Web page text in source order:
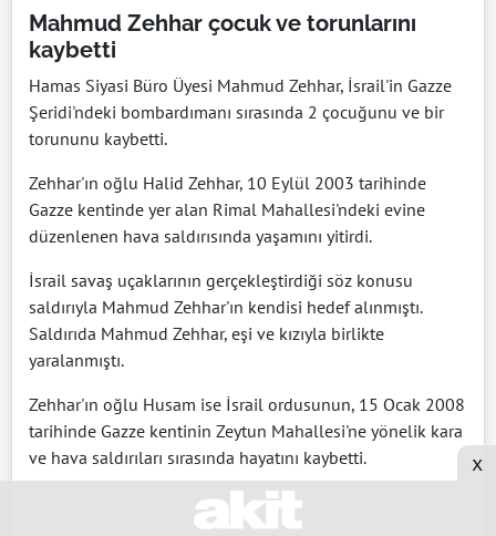
Mahmud Zehhar çocuk ve torunlarını
kaybetti
Hamas Siyasi Büro Üyesi Mahmud Zehhar, İsrail'in Gazze
Şeridi'ndeki bombardımanı sırasında 2 çocuğunu ve bir
torununu kaybetti.
Zehhar'ın oğlu Halid Zehhar, 10 Eylül 2003 tarihinde
Gazze kentinde yer alan Rimal Mahallesi'ndeki evine
düzenlenen hava saldırısında yaşamını yitirdi.
İsrail savaş uçaklarının gerçekleştirdiği söz konusu
saldırıyla Mahmud Zehhar'ın kendisi hedef alınmıştı.
Saldırıda Mahmud Zehhar, eşi ve kızıyla birlikte
yaralanmıştı.
Zehhar'ın oğlu Husam ise İsrail ordusunun, 15 Ocak 2008
tarihinde Gazze kentinin Zeytun Mahallesi'ne yönelik kara
ve hava saldırıları sırasında hayatını kaybetti.
x